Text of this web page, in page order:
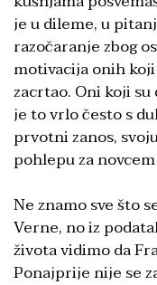
je u dileme, u
razočaranje zbog
motivacija onih
zacrtao. Oni koji
je to vrlo često s
prvotni zanos,
pohlepu za
Ne znamo sve što
Verne, no iz
života vidimo da
Ponajprije nije se